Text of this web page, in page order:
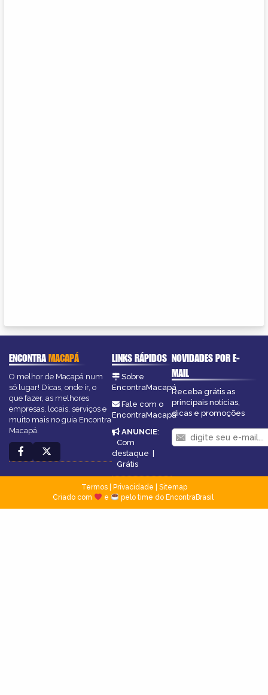
ENCONTRAMACAPÁ
O melhor de Macapá num
só lugar! Dicas, onde ir, o
que fazer, as melhores
empresas, locais, serviços e
muito mais no guia Encontra
Macapá.
LINKS RÁPIDOS
Sobre
EncontraMacapá
Fale com o
EncontraMacapá
ANUNCIE:
Com
destaque |
Grátis
NOVIDADES POR E-
MAIL
Receba grátis as
principais notícias,
dicas e promoções
Termos| Privacidade
Sitemap
Criado com
e pelo time do EncontraBrasil